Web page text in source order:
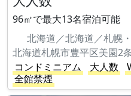
96㎡で最大13名宿泊可能
北海道／北海道／札幌
北海道札幌市豊平区美園
コンドミニアム
大人数
全館禁煙